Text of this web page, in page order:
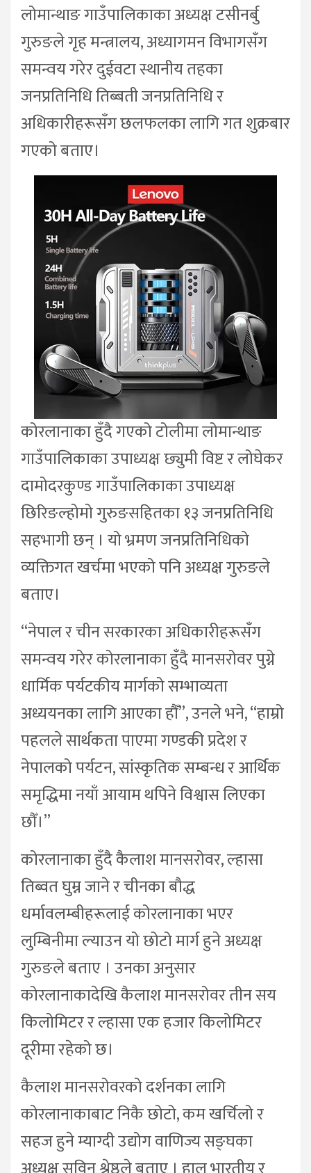
लोमान्थाङ गाउँपालिकाका अध्यक्ष टसीनर्बु
गुरुङले गृह मन्त्रालय, अध्यागमन विभागसँग
समन्वय गरेर दुईवटा स्थानीय तहका
जनप्रतिनिधि तिब्बती जनप्रतिनिधि र
अधिकारीहरूसँग छलफलका लागि गत शुक्रबार
गएको बताए।
कोरलानाका हुँदै गएको टोलीमा लोमान्थाङ
गाउँपालिकाका उपाध्यक्ष छ्युमी विष्ट र लोघेकर
दामोदरकुण्ड गाउँपालिकाका उपाध्यक्ष
छिरिङल्होमो गुरुङसहितका १३ जनप्रतिनिधि
सहभागी छन् । यो भ्रमण जनप्रतिनिधिको
व्यक्तिगत खर्चमा भएको पनि अध्यक्ष गुरुङले
बताए।
“नेपाल र चीन सरकारका अधिकारीहरूसँग
समन्वय गरेर कोरलानाका हुँदै मानसरोवर पुग्ने
धार्मिक पर्यटकीय मार्गको सम्भाव्यता
अध्ययनका लागि आएका हौँ”, उनले भने, “हाम्रो
पहलले सार्थकता पाएमा गण्डकी प्रदेश र
नेपालको पर्यटन, सांस्कृतिक सम्बन्ध र आर्थिक
समृद्धिमा नयाँ आयाम थपिने विश्वास लिएका
छौँ।”
कोरलानाका हुँदै कैलाश मानसरोवर, ल्हासा
तिब्वत घुम्न जाने र चीनका बौद्ध
धर्मावलम्बीहरूलाई कोरलानाका भएर
लुम्बिनीमा ल्याउन यो छोटो मार्ग हुने अध्यक्ष
गुरुङले बताए । उनका अनुसार
कोरलानाकादेखि कैलाश मानसरोवर तीन सय
किलोमिटर र ल्हासा एक हजार किलोमिटर
दूरीमा रहेको छ।
कैलाश मानसरोवरको दर्शनका लागि
कोरलानाकाबाट निकै छोटो, कम खर्चिलो र
सहज हुने म्याग्दी उद्योग वाणिज्य सङ्घका